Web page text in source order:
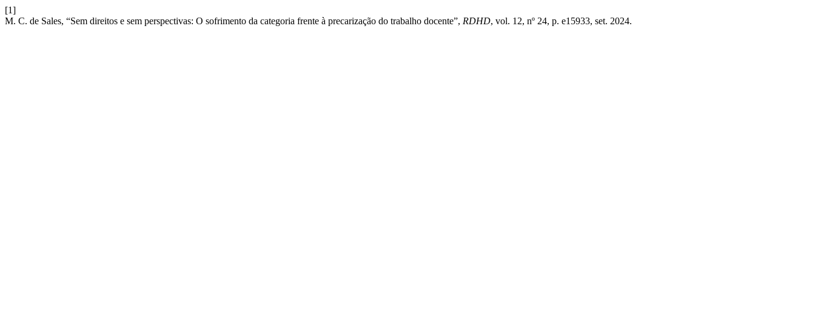
[1]
M. C. de Sales, “Sem direitos e sem perspectivas: O sofrimento da categoria frente à precarização do trabalho docente”, RDHD, vol. 12, nº 24, p. e15933, set. 2024.